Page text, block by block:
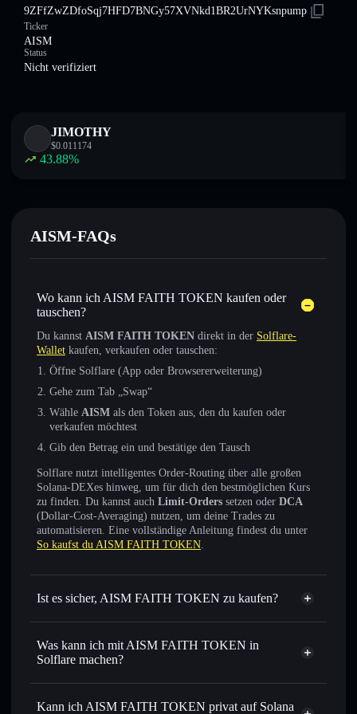
9ZFfZwZDfoSqj7HFD7BNGy57XVNkd1BR2UrNYKsnpump
Ticker
AISM
Status
Nicht verifiziert
JIMOTHY
$0.011174
43.88%
AISM-FAQs
Wo kann ich AISM FAITH TOKEN kaufen oder
tauschen?
Du kannst AISM FAITH TOKEN direkt in der Solflare-
Wallet kaufen, verkaufen oder tauschen:
Öffne Solflare (App oder Browsererweiterung)
Gehe zum Tab „Swap“
Wähle AISM als den Token aus, den du kaufen oder
verkaufen möchtest
Gib den Betrag ein und bestätige den Tausch
Solflare nutzt intelligentes Order-Routing über alle großen
Solana-DEXes hinweg, um für dich den bestmöglichen Kurs
zu finden. Du kannst auch Limit-Orders setzen oder DCA
(Dollar-Cost-Averaging) nutzen, um deine Trades zu
automatisieren. Eine vollständige Anleitung findest du unter
So kaufst du AISM FAITH TOKEN.
Ist es sicher, AISM FAITH TOKEN zu kaufen?
AISM FAITH TOKEN
nicht
Was kann ich mit AISM FAITH TOKEN in
Solflare machen?
AISM FAITH TOKEN
Solflare-Wallet
Sofort tauschen– handle AISM gegen SOL, USDC oder
Kann ich AISM FAITH TOKEN privat auf Solana